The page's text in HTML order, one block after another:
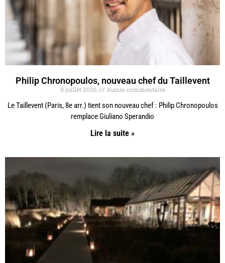
Philip Chronopoulos, nouveau chef du Taillevent
9 juillet 2026 Aucun commentaire
Le Taillevent (Paris, 8e arr.) tient son nouveau chef : Philip Chronopoulos
remplace Giuliano Sperandio
Lire la suite »